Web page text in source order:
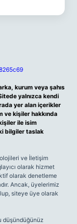
kurum veya şahıs
yalnızca kendi
yer alan içerikler
ve kişiler hakkında
ile isim
bilgiler taslak
ve İletişim
olarak hizmet
olarak denetleme
Ancak, üyelerimiz
siteye üye olarak
düşündüğünüz